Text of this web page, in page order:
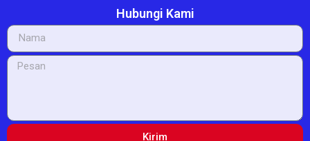
Hubungi Kami
Kirim